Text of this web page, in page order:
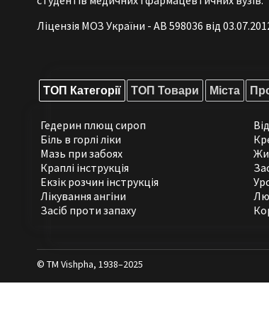
Ліцензія МОЗ України - АВ 598036 від
ТОП Категорії ТОП Товари Міста
Гедерин плющ сироп
Біль в горлі ліки
Мазь при забоях
Краплі інструкція
Екзік розчин інструкція
Лікування ангіни
Засіб проти запаху
© ТМ Vishpha, 1938–2025